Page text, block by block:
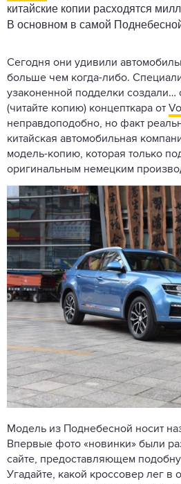
китайские копии расходятся
В основном в самой
Сегодня они удивили
больше чем когда-либо.
узаконенной подделки
(читайте копию) концепткара от
неправдоподобно, но факт
китайская автомобильная
модель-копию, которая только
оригинальным немецким
Модель из Поднебесной носит
Впервые фото «новинки» были
сайте, предоставляющем
Угадайте, какой кроссовер лег в